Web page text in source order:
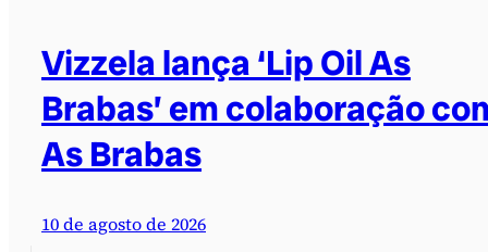
Vizzela lança ‘Lip Oil As
Brabas’ em colaboração
As Brabas
10 de agosto de 2026